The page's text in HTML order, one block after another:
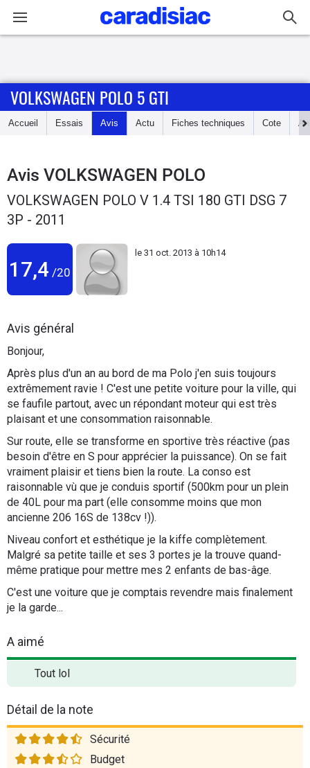
Accueil
Essais
Guide
d'achat
Utilitaires
Flottes
Services
Forum
Moto
Marques
VOLKSWAGEN POLO 5 GTI
Accueil Essais Avis Actu Fiches techniques Cote
Avis VOLKSWAGEN POLO
VOLKSWAGEN POLO V 1.4 TSI 180 GTI DSG 7
3P - 2011
17,4 /20
le 31 oct. 2013 à 10h14
Avis général
Bonjour,
Après plus d'un an au bord de ma Polo j'en suis toujours
extrêmement ravie ! C'est une petite voiture pour la ville, qui
se faufile partout, avec un répondant moteur qui est très
plaisant et une consommation raisonnable.
Sur route, elle se transforme en sportive très réactive (pas
besoin d'être en S pour apprécier la puissance). On se fait
vraiment plaisir et tiens bien la route. La conso est
raisonnable vù que je conduis sportif (500km pour un plein
de 40L pour ma part (elle consomme moins que mon
ancienne 206 16S de 138cv !)).
Niveau confort et esthétique je la kiffe complètement.
Malgré sa petite taille et ses 3 portes je la trouve quand-
même pratique pour mettre mes 2 enfants de bas-âge.
C'est une voiture que je comptais revendre mais finalement
je la garde...
A aimé
Tout lol
Détail de la note
Sécurité
Budget